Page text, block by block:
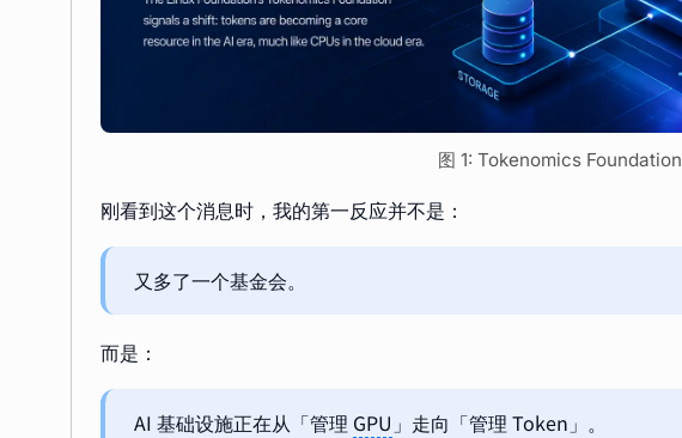
图 1: Tokenomics Foundation
刚看到这个消息时，我的第一反应并不是：
又多了一个基金会。
而是：
AI 基础设施正在从「管理 GPU 」走向「管理 Token」。